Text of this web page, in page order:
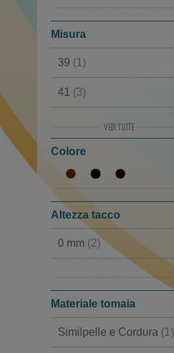
Polacco(2)
Scarponi montagna(1)
Sneakers(1)
Scarpe tirolesi(1)
Misura
39 (1)
41 (3)
43(2)
44(7)
45(3)
46(1)
Colore
Altezza tacco
0 mm (2)
Materiale tomaia
Similpelle e Cordura (1)